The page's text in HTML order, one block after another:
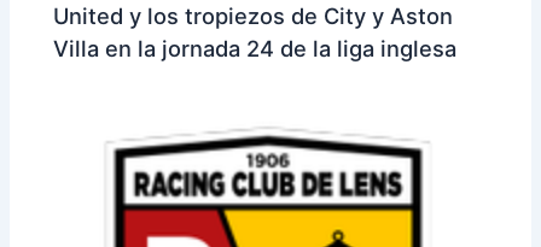
United y los tropiezos de City y Aston
Villa en la jornada 24 de la liga inglesa